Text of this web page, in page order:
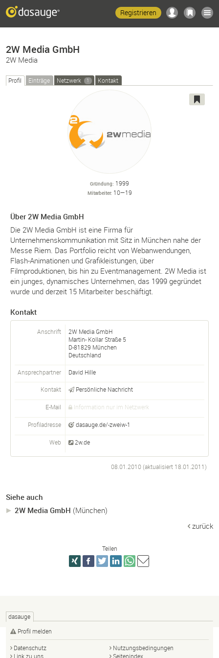
Registrieren
2W Media GmbH
2W Media
Profil Einträge Netzwerk 1 Kontakt
Gründung 1999
Mitarbeiter 10—19
Über 2W Media GmbH
Die 2W Media GmbH ist eine Firma für
Unternehmenskommunikation mit Sitz in München nahe der
Messe Riem. Das Portfolio reicht von Webanwendungen,
Flash-Animationen und Grafikleistungen, über
Filmproduktionen, bis hin zu Eventmanagement. 2W Media ist
ein junges, dynamisches Unternehmen, das 1999 gegründet
wurde und derzeit 15 Mitarbeiter beschäftigt.
Kontakt
Anschrift
2W Media GmbH
Martin- Kollar Straße 5
D-81829 München
Deutschland
Ansprechpartner David Hille
Kontakt Persönliche Nachricht
E-Mail Information nur im Netzwerk
Profiladresse dasauge.de/-zweiw-1
Web 2w.de
08.01.2010 (aktualisiert 18.01.2011)
Siehe auch
2W Media GmbH (München)
zurück
Teilen
dasauge
Profil melden
Datenschutz
Nutzungsbedingungen
Link zu uns
Seitenindex